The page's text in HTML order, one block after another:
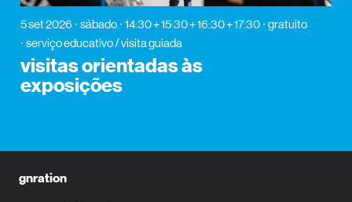
5 set 2026 sábado 14:30 + 15:30 + 16:30 + 17:30
gratuito
serviço educativo / visita guiada
visitas orientadas às
exposições
gnration